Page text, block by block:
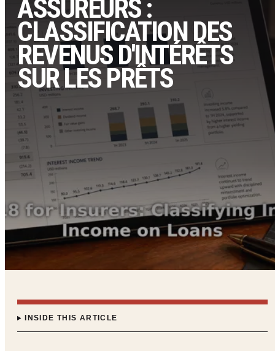
ASSUREURS :
CLASSIFICATION DES
REVENUS D'INTÉRÊTS
SUR LES PRÊTS
INSIDE THIS ARTICLE